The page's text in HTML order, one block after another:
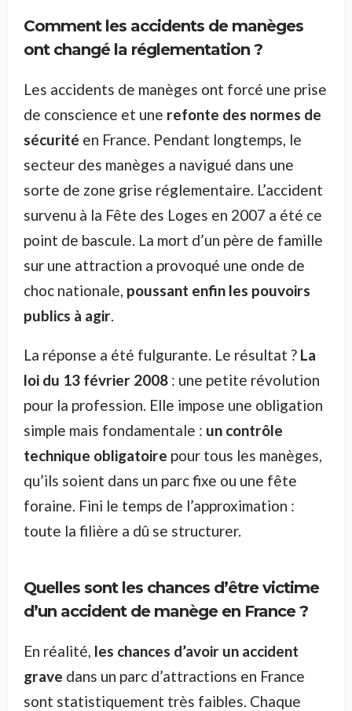
Comment les accidents de manèges
ont changé la réglementation ?
Les accidents de manèges ont forcé une prise
de conscience et une refonte des normes de
sécurité en France. Pendant longtemps, le
secteur des manèges a navigué dans une
sorte de zone grise réglementaire. L’accident
survenu à la Fête des Loges en 2007 a été ce
point de bascule. La mort d’un père de famille
sur une attraction a provoqué une onde de
choc nationale, poussant enfin les pouvoirs
publics à agir
La réponse a été fulgurante. Le résultat ? La
loi du 13 février 2008 : une petite révolution
pour la profession. Elle impose une obligation
simple mais fondamentale : un contrôle
technique obligatoire pour tous les manèges,
qu’ils soient dans un parc fixe ou une fête
foraine. Fini le temps de l’approximation :
toute la filière a dû se structurer.
Quelles sont les chances d’être victime
d’un accident de manège en France ?
En réalité, les chances d’avoir un accident
grave dans un parc d’attractions en France
sont statistiquement très faibles. Chaque